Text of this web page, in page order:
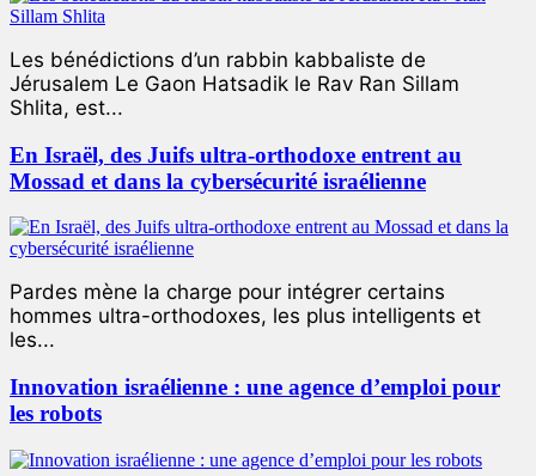
Les bénédictions d’un rabbin kabbaliste de
Jérusalem Le Gaon Hatsadik le Rav Ran Sillam
Shlita, est...
En Israël, des Juifs ultra-orthodoxe entrent au
Mossad et dans la cybersécurité israélienne
Pardes mène la charge pour intégrer certains
hommes ultra-orthodoxes, les plus intelligents et
les...
Innovation israélienne : une agence d’emploi pour
les robots